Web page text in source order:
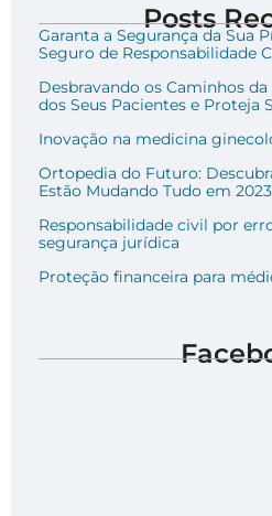
Posts
Garanta a Segurança da Sua
Seguro de Responsabilidade
Desbravando os Caminhos da
dos Seus Pacientes e Proteja
Inovação na medicina
Ortopedia do Futuro:
Estão Mudando Tudo em
Responsabilidade civil por
segurança jurídica
Proteção financeira para